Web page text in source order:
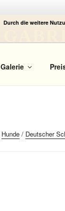
Galerie
Hunde / Deutscher
Durch die weitere